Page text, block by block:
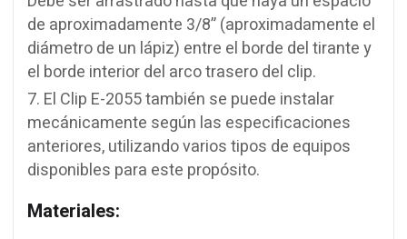
de aproximadamente 3/8” (aproximadamente el
diámetro de un lápiz) entre el borde del tirante y
el borde interior del arco trasero del clip.
El Clip E-2055 también se puede instalar
mecánicamente según las especificaciones
anteriores, utilizando varios tipos de equipos
disponibles para este propósito.
Materiales: